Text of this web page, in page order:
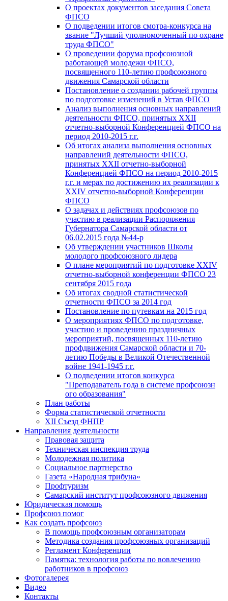
О проектах документов заседания Совета
ФПСО
О подведении итогов смотра-конкурса на
звание "Лучший уполномоченный по охране
труда ФПСО"
О проведении форума профсоюзной
работающей молодежи ФПСО,
посвященного 110-летию профсоюзного
движения Самарской области
Постановление о создании рабочей группы
по подготовке изменений в Устав ФПСО
Анализ выполнения основных направлений
деятельности ФПСО, принятых XXII
отчетно-выборной Конференцией ФПСО на
период 2010-2015 г.г.
Об итогах анализа выполнения основных
направлений деятельности ФПСО,
принятых XXII отчетно-выборной
Конференцией ФПСО на период 2010-2015
г.г. и мерах по достижению их реализации к
XXIV отчетно-выборной Конференции
ФПСО
О задачах и действиях профсоюзов по
участию в реализации Распоряжения
Губернатора Самарской области от
06.02.2015 года №44-р
Об утверждении участников Школы
молодого профсоюзного лидера
О плане мероприятий по подготовке XXIV
отчетно-выборной конференции ФПСО 23
сентября 2015 года
Об итогах сводной статистической
отчетности ФПСО за 2014 год
Постановление по путевкам на 2015 год
О мероприятиях ФПСО по подготовке,
участию и проведению праздничных
мероприятий, посвященных 110-летию
профдвижения Самарской области и 70-
летию Победы в Великой Отечественной
войне 1941-1945 г.г.
О подведении итогов конкурса
"Преподаватель года в системе профсоюзн
ого образования"
План работы
Форма статистической отчетности
XII Съезд ФНПР
Направления деятельности
Правовая защита
Техническая инспекция труда
Молодежная политика
Социальное партнерство
Газета «Народная трибуна»
Профтуризм
Самарский институт профсоюзного движения
Юридическая помощь
Профсоюз помог
Как создать профсоюз
В помощь профсоюзным организаторам
Методика создания профсоюзных организаций
Регламент Конференции
Памятка: технология работы по вовлечению
работников в профсоюз
Фотогалерея
Видео
Контакты